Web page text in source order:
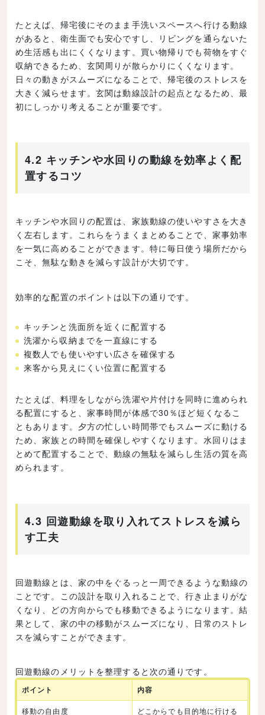
たとえば、帰宅後にそのまま手洗いスペースへ行ける動線
があると、衛生面でも安心ですし、リビングを通らないた
め生活感も出にくくなります。買い物帰りでも荷物をすぐ
収納できるため、玄関周りが散らかりにくくなります。
日々の動きがスムーズになることで、帰宅後のストレスを
大きく減らせます。玄関は動線設計の起点となるため、最
初にしっかり考えることが重要です。
4.2 キッチンや水回りの動線を効率よく配
置するコツ
キッチンや水回りの配置は、家族動線の使いやすさを大き
く左右します。これらをうまくまとめることで、家事効率
を一気に高めることができます。特に毎日使う場所だから
こそ、無駄な動きを減らす設計が大切です。
効率的な配置のポイントは以下の通りです。
キッチンと洗面所を近くに配置する
洗濯から収納までを一直線にする
複数人でも使いやすい広さを確保する
来客から見えにくい位置に配置する
たとえば、料理をしながら洗濯や片付けを同時に進められ
る配置にすると、家事時間が体感で30％ほど短くなるこ
ともあります。夕方の忙しい時間帯でもスムーズに動ける
ため、家族との時間を確保しやすくなります。水回りはま
とめて配置することで、動線の無駄を減らし生活の質を高
められます。
4.3 回遊動線を取り入れてストレスを減ら
す工夫
回遊動線とは、家の中をぐるっと一周できるような動線の
ことです。この設計を取り入れることで、行き止まりがな
くなり、どの方向からでも移動できるようになります。結
果として、家の中の移動がスムーズになり、日常のストレ
スを減らすことができます。
回遊動線のメリットを整理すると次の通りです。
ポイント 内容
移動の自由度 どこからでも目的地に行ける